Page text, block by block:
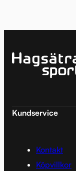
Kundservice
Kontakt
Köpvillkor